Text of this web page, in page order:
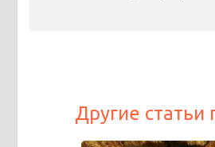
Другие статьи